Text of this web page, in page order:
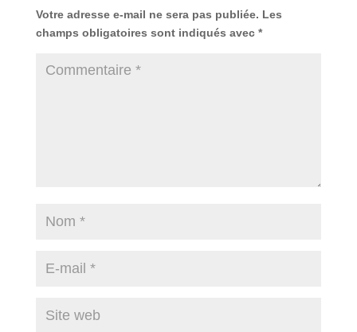
Votre adresse e-mail ne sera pas publiée. Les
champs obligatoires sont indiqués avec *